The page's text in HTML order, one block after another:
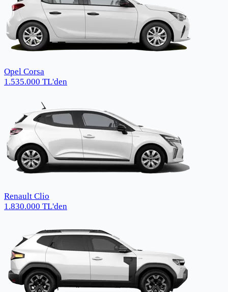
Opel Corsa
1.535.000 TL'den
Renault Clio
1.830.000 TL'den